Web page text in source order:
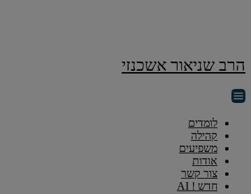
הרב שניאור אשכנזי
לומדים
קהילה
משפיעים
אודות
צור קשר
חדש ! AI